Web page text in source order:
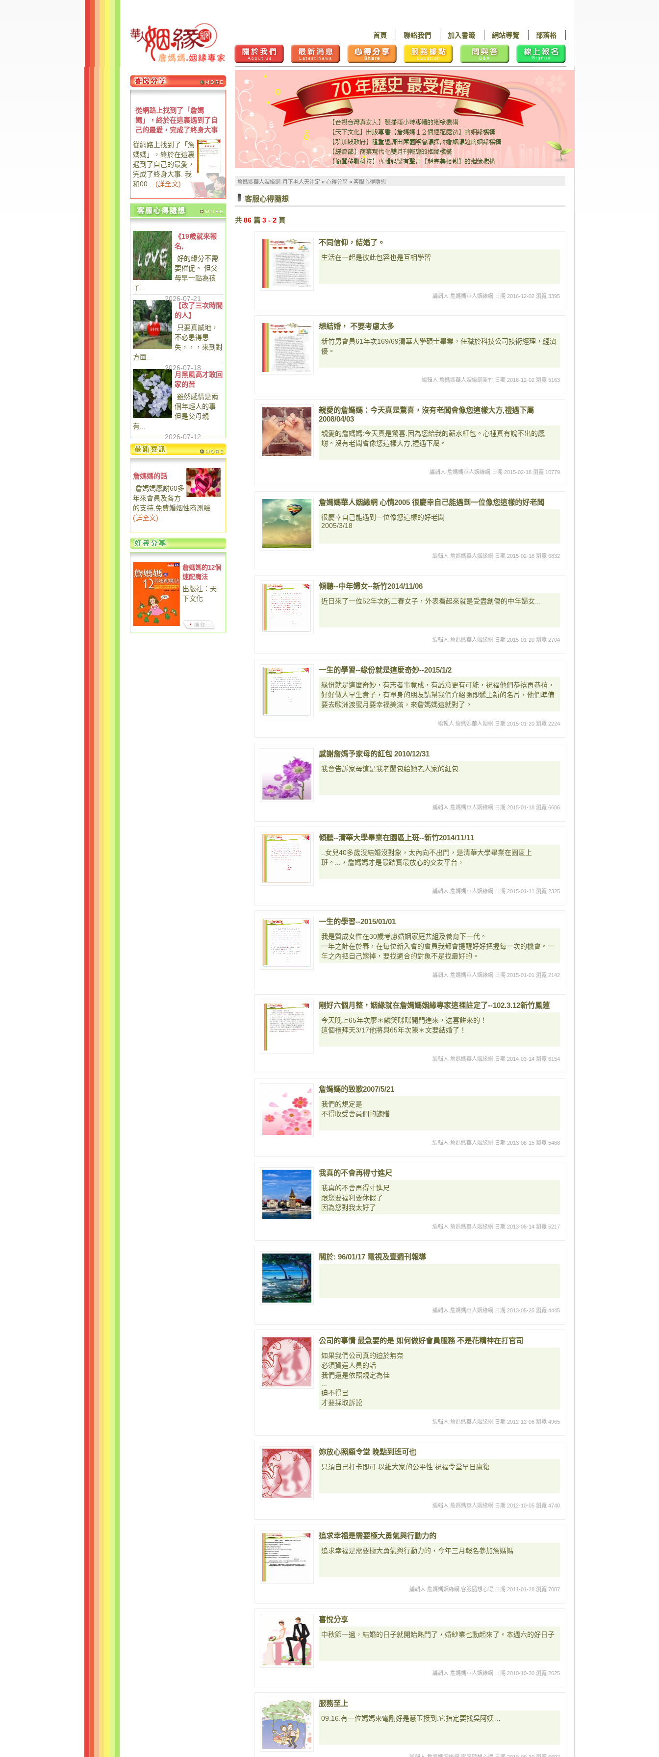
部落格
網站導覽
加入書籤
聯絡我們
首頁
從網路上找到了「詹媽
媽」，終於在這裏遇到了自
己的最愛，完成了終身大事
從網路上找到了「詹
媽媽」，終於在這裏
遇到了自己的最愛，
完成了終身大事. 我
和00...
(詳全文)
《19歲就來報
名,
好的緣分不需
要催促。 但父
母早一點為孩
子...
2026-07-21
【改了三次時間
的人】
只要真誠地，
不必患得患
失，，，來到對
方面...
2026-07-18
月黑風高才敢回
家的苦
雖然感情是兩
個年輕人的事
但是父母親
有...
2026-07-12
詹媽媽的話
詹媽媽感謝60多
年來會員及各方
的支持,免費婚姻性商測驗
(詳全文)
詹媽媽的12個
速配魔法
出版社：天
下文化
詹媽媽華人姻緣網-月下老人天注定 » 心得分享 » 客服心得隨想
客服心得隨想
共 86 篇 3 - 2 頁
不同信仰，結婚了。
生活在一起是彼此包容也是互相學習
編輯人 詹媽媽華人姻緣網 日期 2016-12-02 瀏覽 3395
想結婚， 不要考慮太多
新竹男會員61年次169/69清華大學碩士畢業，任職於科技公司技術經理，經濟
優。
編輯人 詹媽媽華人姻緣網新竹 日期 2016-12-02 瀏覽 5163
親愛的詹媽媽：今天真是驚喜，沒有老闆會像您這樣大方,禮遇下屬
2008/04/03
親愛的詹媽媽:今天真是驚喜.因為您給我的薪水紅包。心裡真有說不出的感
謝。沒有老闆會像您這樣大方,禮遇下屬。
編輯人 詹媽媽華人姻緣網 日期 2015-02-18 瀏覽 10779
詹媽媽華人姻緣網 心情2005 很慶幸自己能遇到一位像您這樣的好老闆
很慶幸自己能遇到一位像您這樣的好老闆
2005/3/18
編輯人 詹媽媽華人姻緣網 日期 2015-02-18 瀏覽 6832
傾聽--中年婦女--新竹2014/11/06
近日來了一位52年次的二春女子，外表看起來就是受盡創傷的中年婦女...
編輯人 詹媽媽華人姻緣網 日期 2015-01-20 瀏覽 2704
一生的學習--緣份就是這麼奇妙--2015/1/2
緣份就是這麼奇妙，有志者事竟成，有誠意更有可能，祝福他們恭禧再恭禧，
好好做人早生貴子，有單身的朋友請幫我們介紹隨即遞上新的名片，他們準備
要去歐洲渡蜜月要幸福美滿，來詹媽媽這就對了。
編輯人 詹媽媽華人姻網 日期 2015-01-20 瀏覽 2224
感謝詹媽予家母的紅包 2010/12/31
我會告訴家母這是我老闆包給她老人家的紅包.
編輯人 詹媽媽華人姻緣網 日期 2015-01-18 瀏覽 6686
傾聽--清華大學畢業在園區上班--新竹2014/11/11
..女兒40多歲沒結婚沒對象，太內向不出門，是清華大學畢業在園區上
班。...，詹媽媽才是最踏實最放心的交友平台，
編輯人 詹媽媽華人姻緣網 日期 2015-01-11 瀏覽 2325
一生的學習--2015/01/01
我是贊成女性在30歲考慮婚姻家庭共組及養育下一代。
一年之計在於春，在每位新入會的會員我都會提醒好好把握每一次的機會。一
年之內把自己嫁掉，要找適合的對象不是找最好的。
編輯人 詹媽媽華人姻緣網 日期 2015-01-01 瀏覽 2142
剛好六個月整，姻緣就在詹媽媽姻緣專家這裡註定了--102.3.12新竹鳳蓮
今天晚上65年次廖＊麟笑咪咪開門進來，送喜餅來的！
這個禮拜天3/17他將與65年次陳＊文要結婚了！
編輯人 詹媽媽華人姻緣網 日期 2014-03-14 瀏覽 6154
詹媽媽的致歉2007/5/21
我們的規定是
不得收受會員們的餽贈
編輯人 詹媽媽華人姻緣網 日期 2013-08-15 瀏覽 5468
我真的不會再得寸進尺
我真的不會再得寸進尺
跟您要福利要休假了
因為您對我太好了
編輯人 詹媽媽華人姻緣網 日期 2013-08-14 瀏覽 5217
關於: 96/01/17 電視及壹週刊報導
編輯人 詹媽媽華人姻緣網 日期 2013-05-25 瀏覽 4445
公司的事情 最急要的是 如何做好會員服務 不是花精神在打官司
如果我們公司真的迫於無奈
必須資遣人員的話
我們還是依照規定為佳
迫不得已
才要採取訴訟
編輯人 詹媽媽華人姻緣網 日期 2012-12-06 瀏覽 4965
妳放心照顧令堂 晚點到班可也
只須自己打卡即可 以維大家的公平性 祝福令堂早日康復
編輯人 詹媽媽華人姻緣網 日期 2012-10-05 瀏覽 4740
追求幸福是需要極大勇氣與行動力的
追求幸福是需要極大勇氣與行動力的，今年三月報名參加詹媽媽
編輯人 詹媽媽姻緣網 客服隨想心得 日期 2011-01-28 瀏覽 7007
喜悅分享
中秋節一過，結婚的日子就開始熱門了，婚紗業也動起來了。本週六的好日子
編輯人 詹媽媽華人姻緣網 日期 2010-10-30 瀏覽 2625
服務至上
09.16.有一位媽媽來電剛好是慧玉接到.它指定要找吳阿姨…